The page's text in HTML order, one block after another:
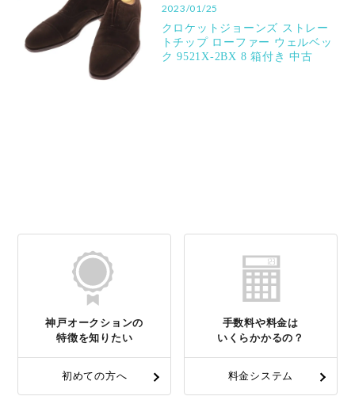
2023/01/25
クロケットジョーンズ ストレー
トチップ ローファー ウェルベッ
ク 9521X-2BX 8 箱付き 中古
神戸オークションの
特徴を知りたい
初めての方へ
手数料や料金は
いくらかかるの？
料金システム